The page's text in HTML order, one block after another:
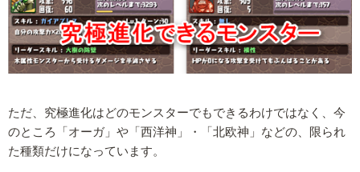
ただ、究極進化はどのモンスターでもできるわけではなく、今
のところ「オーガ」や「西洋神」・「北欧神」などの、限られ
た種類だけになっています。